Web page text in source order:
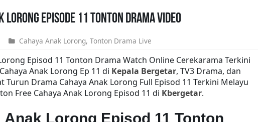
Lorong Episode 11 Tonton Drama Video
Cahaya Anak Lorong, Tonton Drama Live
Episod 11 Tonton Drama Watch Online Cerekarama Terkini
Anak Lorong Ep 11 di Kepala Bergetar, TV3 Drama, dan
Turun Drama Cahaya Anak Lorong Full Episod 11 Terkini Melayu
Free Cahaya Anak Lorong Episod 11 di Kbergetar.
Anak Lorong Episod 11 Tonton